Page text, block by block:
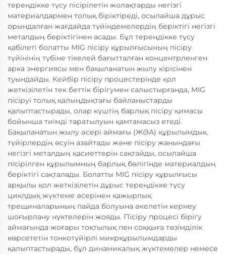
тереңдікке түсу пісірілетін жолақтарды негізгі
материалдармен толық біріктіреді, осылайша дұрыс
орындалған жағдайда түйіндемелердің беріктігі негізгі
металдың беріктігінен асады. Бұл тереңдікке түсу
қабілеті болатты MIG пісіру құрылғысының пісіру
түйінінің түбіне тікелей бағытталған концентрленген
арка энергиясы мен бақыланатын жылу кірісінен
туындайды. Кейбір пісіру процестерінде қол
жеткізілетін тек беттік бірігумен салыстырғанда, MIG
пісіруі толық қалыңдықтағы байланыстарды
қалыптастырады, олар күштің барлық пісіру қимасы
бойынша тиімді таратылуын қамтамасыз етеді.
Бақыланатын жылу әсері аймағы (ЖӘА) құрылымдық
түйірлердің өсуін азайтады және пісіру жанындағы
негізгі металдың қасиеттерін сақтайды, осылайша
пісірілген құрылымның барлық бөлігінде материалдың
беріктігі сақталады. Болатты MIG пісіру құрылғысы
арқылы қол жеткізілетін дұрыс тереңдікке түсу
циклдық жүктеме әсерінен қажырлық
трещиналарының пайда болуына әкелетін кернеу
шоғырлану нүктелерін жояды. Пісіру процесі бірігу
аймағында жоғары тоқтылық пен соққыға төзімділік
көрсететін тонкотүйірлі микрқұрылымдарды
қалыптастырады, бұл динамикалық жүктемелер немесе